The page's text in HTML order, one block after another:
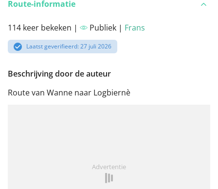
Route-informatie
114 keer bekeken | Publiek | Frans
Laatst geverifieerd: 27 juli 2026
Beschrijving door de auteur
Route van Wanne naar Logbiernè
Advertentie